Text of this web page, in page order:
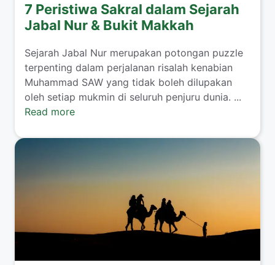
7 Peristiwa Sakral dalam Sejarah
Jabal Nur & Bukit Makkah
Sejarah Jabal Nur merupakan potongan puzzle
terpenting dalam perjalanan risalah kenabian
Muhammad SAW yang tidak boleh dilupakan
oleh setiap mukmin di seluruh penjuru dunia. ...
Read more